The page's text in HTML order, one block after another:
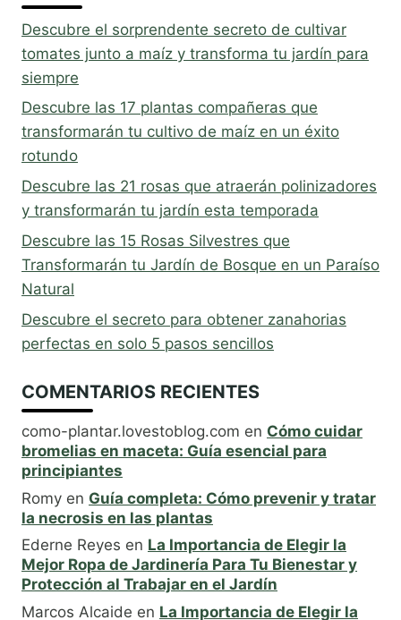
Descubre el sorprendente secreto de cultivar
tomates junto a maíz y transforma tu jardín para
siempre
Descubre las 17 plantas compañeras que
transformarán tu cultivo de maíz en un éxito
rotundo
Descubre las 21 rosas que atraerán polinizadores
y transformarán tu jardín esta temporada
Descubre las 15 Rosas Silvestres que
Transformarán tu Jardín de Bosque en un Paraíso
Natural
Descubre el secreto para obtener zanahorias
perfectas en solo 5 pasos sencillos
COMENTARIOS RECIENTES
como-plantar.lovestoblog.com en Cómo cuidar
bromelias en maceta: Guía esencial para
principiantes
Romy en Guía completa: Cómo prevenir y tratar
la necrosis en las plantas
Ederne Reyes en La Importancia de Elegir la
Mejor Ropa de Jardinería Para Tu Bienestar y
Protección al Trabajar en el Jardín
Marcos Alcaide en La Importancia de Elegir la